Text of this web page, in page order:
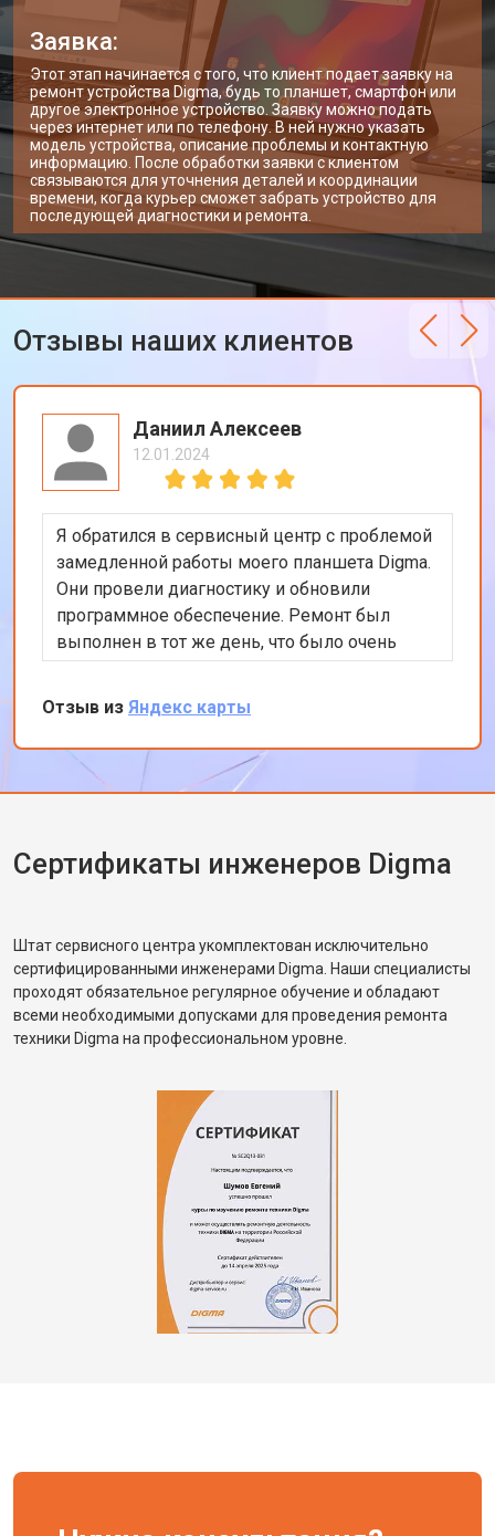
Заявка:
Этот этап начинается с того, что клиент подает заявку на
ремонт устройства Digma, будь то планшет, смартфон или
другое электронное устройство. Заявку можно подать
через интернет или по телефону. В ней нужно указать
модель устройства, описание проблемы и контактную
информацию. После обработки заявки с клиентом
связываются для уточнения деталей и координации
времени, когда курьер сможет забрать устройство для
последующей диагностики и ремонта.
Отзывы наших клиентов
Даниил Алексеев
12.01.2024
Я обратился в сервисный центр с проблемой
замедленной работы моего планшета Digma.
Они провели диагностику и обновили
программное обеспечение. Ремонт был
выполнен в тот же день, что было очень
удобно. Теперь планшет работает гораздо
быстрее. Я доволен качеством
обслуживания и профессионализмом
персонала. Спасибо за отличную работу!
Отзыв из Яндекс карты
Сертификаты инженеров Digma
Штат сервисного центра укомплектован исключительно
сертифицированными инженерами Digma. Наши специалисты
проходят обязательное регулярное обучение и обладают
всеми необходимыми допусками для проведения ремонта
техники Digma на профессиональном уровне.